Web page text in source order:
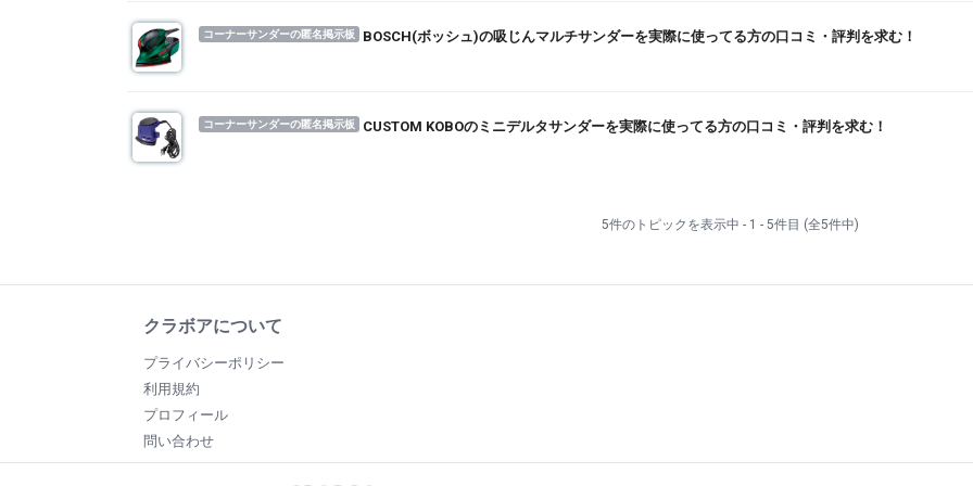
コーナーサンダーの匿名掲示板 BOSCH(ボッシュ)の吸じんマルチサンダーを実際に使ってる方の口コミ・評判を求む！
コーナーサンダーの匿名掲示板 CUSTOM KOBOのミニデルタサンダーを実際に使ってる方の口コミ・評判を求む！
5件のトピックを表示中 - 1 - 5件目 (全5件中)
クラボアについて
プライバシーポリシー
利用規約
プロフィール
問い合わせ